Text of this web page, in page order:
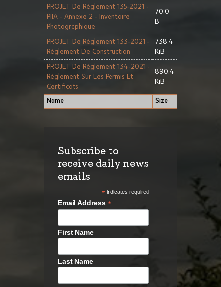
Name Size
PROJET De Règlement 135-2021 -
PIIA - Annexe 2 - Inventaire
Photographique
70.0
B
PROJET De Règlement 133-2021 -
Règlement De Construction
738.4
KiB
PROJET De Règlement 134-2021 -
Règlement Sur Les Permis Et
Certificats
890.4
KiB
Subscribe to
receive daily news
emails
*indicates required
Email Address *
First Name
Last Name